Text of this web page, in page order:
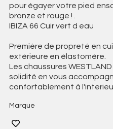
pour égayer votre pied
bronze et rouge ! .
IBIZA 66 Cuir vert d eau
Première de propreté en
extérieure en élastomère.
Les chaussures
solidité en vous
confortablement à
Marque